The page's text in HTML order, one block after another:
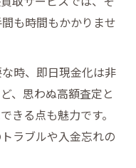
も時間もかかりませ
時、即日現金化は非
、思わぬ高額査定と
きる点も魅力です。
ラブルや入金忘れの